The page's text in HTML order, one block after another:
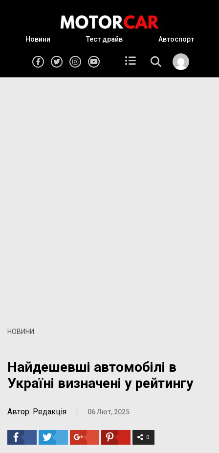
Новини Тест драйв Автоспорт
НОВИНИ
Найдешевші автомобілі в
Україні визначені у рейтингу
Автор: Редакція | 06 Лют, 2025
0